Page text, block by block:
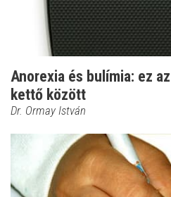
Anorexia és bulímia: ez
kettő között
Dr. Ormay István